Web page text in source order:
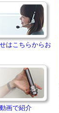
はこちらからお
画で紹介